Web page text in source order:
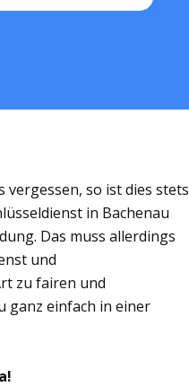
vergessen, so ist dies stets
in Bachenau
Das muss allerdings
und
zu fairen und
ganz einfach in einer